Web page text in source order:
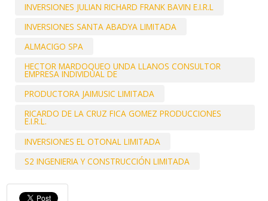
INVERSIONES JULIAN RICHARD FRANK BAVIN E.I.R.L
INVERSIONES SANTA ABADYA LIMITADA
ALMACIGO SPA
HECTOR MARDOQUEO UNDA LLANOS CONSULTOR
EMPRESA INDIVIDUAL DE
PRODUCTORA JAIMUSIC LIMITADA
RICARDO DE LA CRUZ FICA GOMEZ PRODUCCIONES
E.I.R.L.
INVERSIONES EL OTONAL LIMITADA
S2 INGENIERIA Y CONSTRUCCIÓN LIMITADA